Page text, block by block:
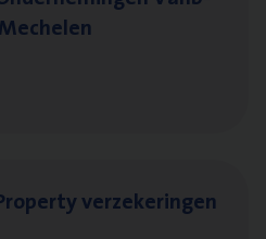
verzekeringen